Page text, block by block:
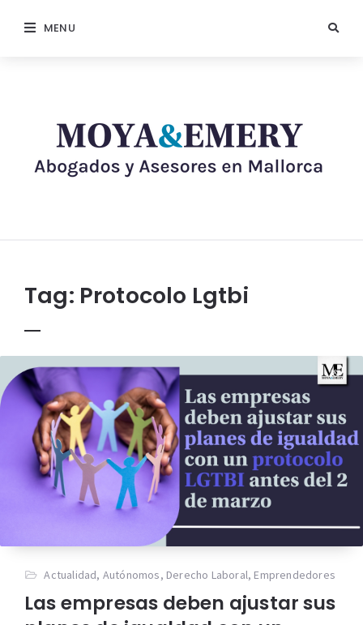
MENU
Tag: Protocolo Lgtbi
Actualidad, Autónomos, Derecho Laboral, Emprendedores
Las empresas deben ajustar sus